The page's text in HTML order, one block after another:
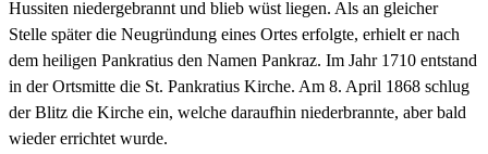
Hussiten niedergebrannt und blieb wüst liegen. Als an gleicher
Stelle später die Neugründung eines Ortes erfolgte, erhielt er nach
dem heiligen Pankratius den Namen Pankraz. Im Jahr 1710 entstand
in der Ortsmitte die St. Pankratius Kirche. Am 8. April 1868 schlug
der Blitz die Kirche ein, welche daraufhin niederbrannte, aber bald
wieder errichtet wurde.